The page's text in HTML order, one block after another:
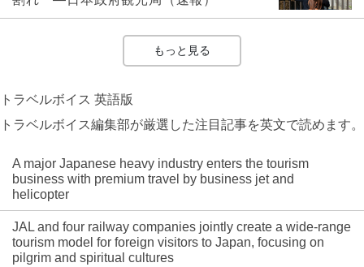
もっと見る
トラベルボイス 英語版
トラベルボイス編集部が厳選した注目記事を英文で読めます。
A major Japanese heavy industry enters the tourism
business with premium travel by business jet and
helicopter
JAL and four railway companies jointly create a wide-range
tourism model for foreign visitors to Japan, focusing on
pilgrim and spiritual cultures